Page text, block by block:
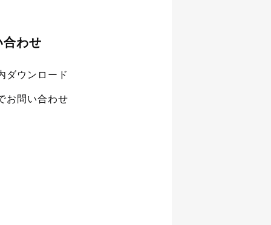
合わせ
ダウンロード
お問い合わせ